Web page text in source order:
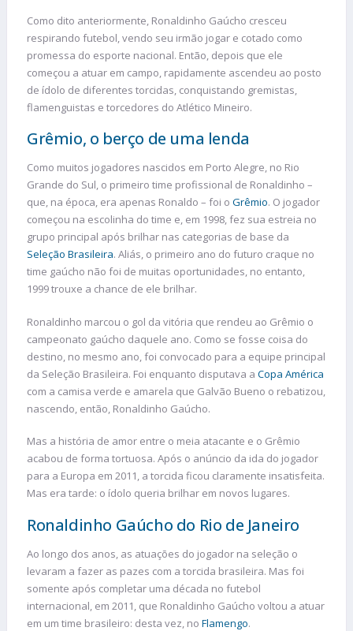
Como dito anteriormente, Ronaldinho Gaúcho cresceu
respirando futebol, vendo seu irmão jogar e cotado como
promessa do esporte nacional. Então, depois que ele
começou a atuar em campo, rapidamente ascendeu ao posto
de ídolo de diferentes torcidas, conquistando gremistas,
flamenguistas e torcedores do Atlético Mineiro.
Grêmio, o berço de uma lenda
Como muitos jogadores nascidos em Porto Alegre, no Rio
Grande do Sul, o primeiro time profissional de Ronaldinho –
que, na época, era apenas Ronaldo – foi o Grêmio. O jogador
começou na escolinha do time e, em 1998, fez sua estreia no
grupo principal após brilhar nas categorias de base da
Seleção Brasileira. Aliás, o primeiro ano do futuro craque no
time gaúcho não foi de muitas oportunidades, no entanto,
1999 trouxe a chance de ele brilhar.
Ronaldinho marcou o gol da vitória que rendeu ao Grêmio o
campeonato gaúcho daquele ano. Como se fosse coisa do
destino, no mesmo ano, foi convocado para a equipe principal
da Seleção Brasileira. Foi enquanto disputava a Copa América
com a camisa verde e amarela que Galvão Bueno o rebatizou,
nascendo, então, Ronaldinho Gaúcho.
Mas a história de amor entre o meia atacante e o Grêmio
acabou de forma tortuosa. Após o anúncio da ida do jogador
para a Europa em 2011, a torcida ficou claramente insatisfeita.
Mas era tarde: o ídolo queria brilhar em novos lugares.
Ronaldinho Gaúcho do Rio de Janeiro
Ao longo dos anos, as atuações do jogador na seleção o
levaram a fazer as pazes com a torcida brasileira. Mas foi
somente após completar uma década no futebol
internacional, em 2011, que Ronaldinho Gaúcho voltou a atuar
em um time brasileiro: desta vez, no Flamengo.